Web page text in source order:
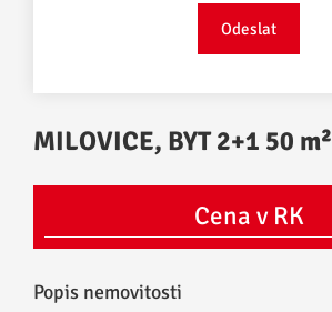
MILOVICE, BYT 2+1 50 m²
Cena v RK
Popis nemovitosti